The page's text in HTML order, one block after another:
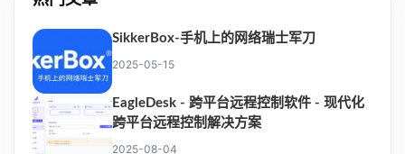
SikkerBox-手机上的网络瑞士军刀
2025-05-15
EagleDesk - 跨平台远程控制软件 - 现代化
跨平台远程控制解决方案
2025-08-04